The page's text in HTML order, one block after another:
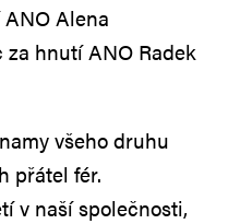
Alena
hnutí ANO Radek
všeho druhu
přátel fér.
v naší společnosti,